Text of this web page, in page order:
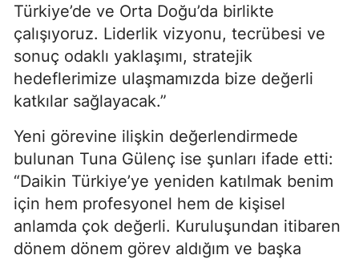
Türkiye’de ve Orta Doğu’da birlikte
çalışıyoruz. Liderlik vizyonu, tecrübesi ve
sonuç odaklı yaklaşımı, stratejik
hedeflerimize ulaşmamızda bize değerli
katkılar sağlayacak.”
Yeni görevine ilişkin değerlendirmede
bulunan Tuna Gülenç ise şunları ifade etti:
“Daikin Türkiye’ye yeniden katılmak benim
için hem profesyonel hem de kişisel
anlamda çok değerli. Kuruluşundan itibaren
dönem dönem görev aldığım ve başka